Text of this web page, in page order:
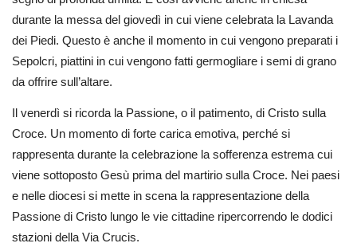
durante la messa del giovedì in cui viene celebrata la Lavanda
dei Piedi. Questo è anche il momento in cui vengono preparati i
Sepolcri, piattini in cui vengono fatti germogliare i semi di grano
da offrire sull’altare.
Il venerdì si ricorda la Passione, o il patimento, di Cristo sulla
Croce. Un momento di forte carica emotiva, perché si
rappresenta durante la celebrazione la sofferenza estrema cui
viene sottoposto Gesù prima del martirio sulla Croce. Nei paesi
e nelle diocesi si mette in scena la rappresentazione della
Passione di Cristo lungo le vie cittadine ripercorrendo le dodici
stazioni della Via Crucis.